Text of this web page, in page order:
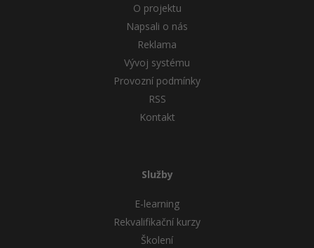
O projektu
Napsali o nás
Reklama
Vývoj systému
Provozní podmínky
RSS
Kontakt
Služby
E-learning
Rekvalifikační kurzy
Školení